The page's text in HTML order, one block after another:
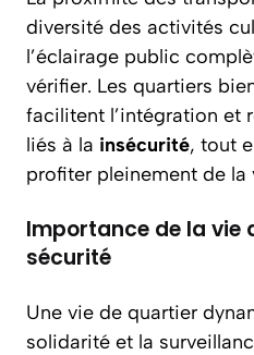
diversité des activités
l’éclairage public
vérifier. Les quartiers
facilitent l’intégration et
liés à la insécurité, tout
profiter pleinement de la
Importance de la vie
sécurité
Une vie de quartier
solidarité et la